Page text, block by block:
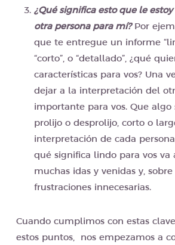
¿Qué significa esto que le
otra persona para mí?Por
que te entregue un informe
“corto”, o “detallado”, ¿qué
características para vos? Una
dejar a la interpretación del
importante para vos. Que algo
prolijo o desprolijo, corto o
interpretación de cada
qué significa lindo para vos va
muchas idas y venidas y,
frustraciones innecesarias.
Cuando cumplimos con estas
estos puntos, nos empezamos a